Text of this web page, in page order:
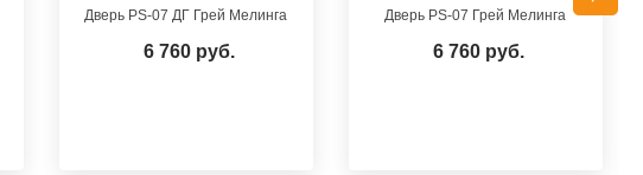
Дверь PS-07 ДГ Грей Мелинга
6 760 руб.
Дверь PS-07 Грей Мелинга
6 760 руб.